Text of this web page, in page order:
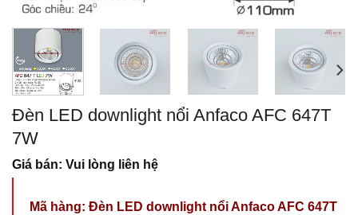
Đèn LED downlight nổi Anfaco AFC 647T
7W
Giá bán: Vui lòng liên hệ
Mã hàng: Đèn LED downlight nổi Anfaco AFC 647T